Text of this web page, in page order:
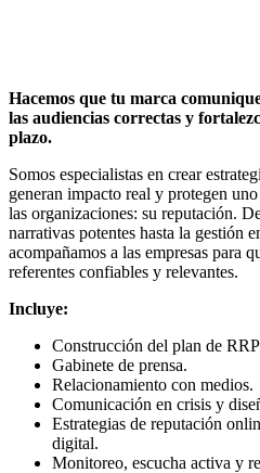
Hacemos que tu marca
las audiencias correctas y
plazo.
Somos especialistas en crear
generan impacto real y protegen
las organizaciones: su reputación.
narrativas potentes hasta la gestión
acompañamos a las empresas para
referentes confiables y relevantes.
Incluye:
Construcción del plan de
Gabinete de prensa.
Relacionamiento con medios.
Comunicación en crisis y
Estrategias de reputación
digital.
Monitoreo, escucha activa y